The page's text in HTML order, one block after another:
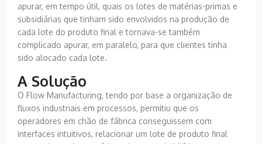
apurar, em tempo útil, quais os lotes de matérias-primas e
subsidiárias que tinham sido envolvidos na produção de
cada lote do produto final e tornava-se também
complicado apurar, em paralelo, para que clientes tinha
sido alocado cada lote.
A Solução
O Flow Manufacturing, tendo por base a organização de
fluxos industriais em processos, permitiu que os
operadores em chão de fábrica conseguissem com
interfaces intuitivos, relacionar um lote de produto final